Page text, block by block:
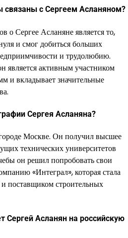
связаны с Сергеем Асланяном?
о Сергее Асланяне является то,
и смог добиться больших
и трудолюбию.
является активным участником
и вкладывает значительные
Сергея Асланяна?
Москве. Он получил высшее
технических университетов
он решил попробовать свои
«Интеграл», которая стала
поставщиком строительных
Сергей Асланян на российскую